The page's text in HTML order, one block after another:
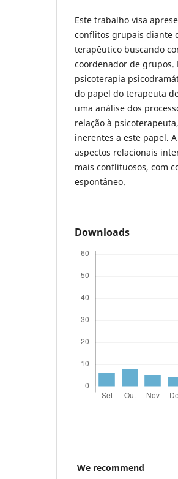
Este trabalho visa
conflitos grupais diante
terapêutico buscando
coordenador de grupos.
psicoterapia
do papel do terapeuta
uma análise dos
relação à
inerentes a este papel.
aspectos relacionais
mais conflituosos, com
espontâneo.
Downloads
We recommend